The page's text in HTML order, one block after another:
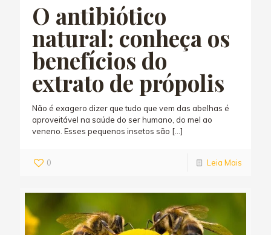
O antibiótico
natural: conheça os
benefícios do
extrato de própolis
Não é exagero dizer que tudo que vem das abelhas é
aproveitável na saúde do ser humano, do mel ao
veneno. Esses pequenos insetos são […]
0 Leia Mais